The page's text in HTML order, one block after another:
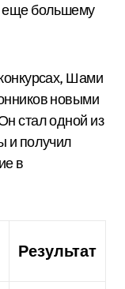
еще большему
Шами
новыми
стал одной из
и получил
в
Результат